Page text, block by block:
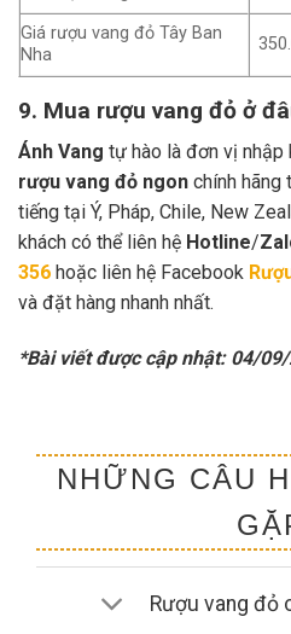
Giá rượu vang đỏ Tây Ban
Nha
9. Mua rượu vang đỏ ở
Ánh Vang tự hào là đơn vị nhập
rượu vang đỏ ngon chính hãng
tiếng tại Ý, Pháp, Chile, New
khách có thể liên hệ Hotline/
356 hoặc liên hệ Facebook
và đặt hàng nhanh nhất.
*Bài viết được cập nhật: 04/
NHỮNG CÂU
Rượu vang đỏ